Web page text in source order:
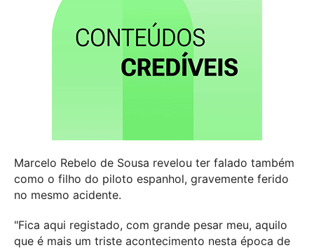
Marcelo Rebelo de Sousa revelou ter falado também
como o filho do piloto espanhol, gravemente ferido
no mesmo acidente.
"Fica aqui registado, com grande pesar meu, aquilo
que é mais um triste acontecimento nesta época de